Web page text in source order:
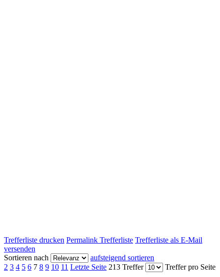
Trefferliste drucken Permalink Trefferliste Trefferliste als E-Mail
versenden
Sortieren nach
aufsteigend sortieren
2 3 4 5 6 7 8 9 10 11 Letzte Seite 213 Treffer Treffer pro Seite